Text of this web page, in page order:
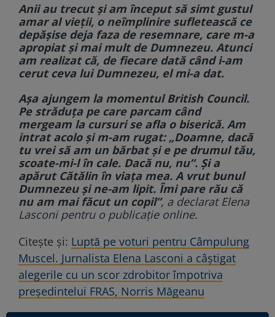
Anii au trecut și am început să simt gustul
amar al vieții, o neîmplinire sufletească ce
depășise deja faza de resemnare, care m-a
apropiat și mai mult de Dumnezeu. Atunci
am realizat că, de fiecare dată când i-am
cerut ceva lui Dumnezeu, el mi-a dat.
Așa ajungem la momentul British Council.
Pe străduța pe care parcam când
mergeam la cursuri se afla o biserică. Am
intrat acolo și m-am rugat: „Doamne, dacă
tu vrei să am un bărbat și e pe drumul tău,
scoate-mi-l în cale. Dacă nu, nu”. Și a
apărut Cătălin în viața mea. A vrut bunul
Dumnezeu și ne-am lipit. Îmi pare rău că
nu am mai făcut un copil”, a declarat Elena
Lasconi pentru o publicație online.
Citește și: Luptă pe voturi pentru Câmpulung
Muscel. Jurnalista Elena Lasconi a câștigat
alegerile cu un scor zdrobitor împotriva
președintelui FRAS, Norris Măgeanu